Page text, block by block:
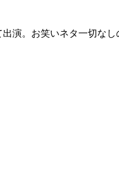
演。お笑いネタ一切な